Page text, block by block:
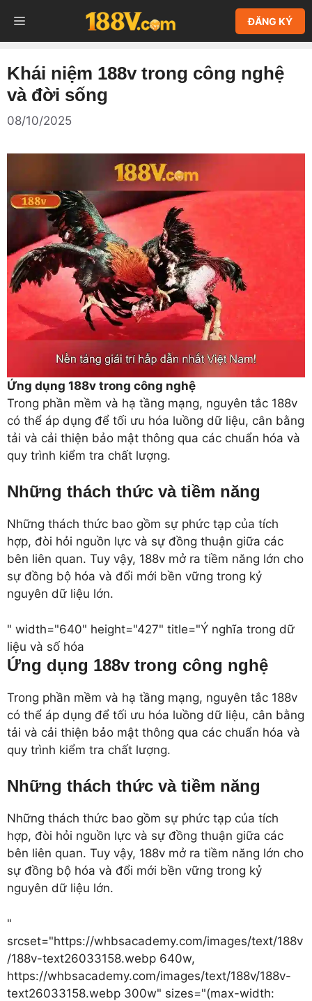
đến
nội
ĐĂNG KÝ
MENU
Khái niệm 188v trong công nghệ
và đời sống
08/10/2025
Ứng dụng 188v trong công nghệ
Trong phần mềm và hạ tầng mạng, nguyên tắc 188v
có thể áp dụng để tối ưu hóa luồng dữ liệu, cân bằng
tải và cải thiện bảo mật thông qua các chuẩn hóa và
quy trình kiểm tra chất lượng.
Những thách thức và tiềm năng
Những thách thức bao gồm sự phức tạp của tích
hợp, đòi hỏi nguồn lực và sự đồng thuận giữa các
bên liên quan. Tuy vậy, 188v mở ra tiềm năng lớn cho
sự đồng bộ hóa và đổi mới bền vững trong kỷ
nguyên dữ liệu lớn.
" width="640" height="427" title="Ý nghĩa trong dữ
liệu và số hóa
Ứng dụng 188v trong công nghệ
Trong phần mềm và hạ tầng mạng, nguyên tắc 188v
có thể áp dụng để tối ưu hóa luồng dữ liệu, cân bằng
tải và cải thiện bảo mật thông qua các chuẩn hóa và
quy trình kiểm tra chất lượng.
Những thách thức và tiềm năng
Những thách thức bao gồm sự phức tạp của tích
hợp, đòi hỏi nguồn lực và sự đồng thuận giữa các
bên liên quan. Tuy vậy, 188v mở ra tiềm năng lớn cho
sự đồng bộ hóa và đổi mới bền vững trong kỷ
nguyên dữ liệu lớn.
"
srcset="https://whbsacademy.com/images/text/188v
/188v-text26033158.webp 640w,
https://whbsacademy.com/images/text/188v/188v-
text26033158.webp 300w" sizes="(max-width: